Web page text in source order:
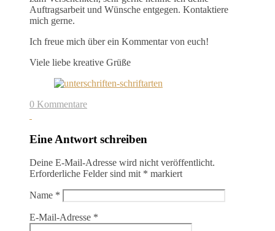
Auftragsarbeit und Wünsche entgegen. Kontaktiere
mich gerne.
Ich freue mich über ein Kommentar von euch!
Viele liebe kreative Grüße
0 Kommentare
Eine Antwort schreiben
Deine E-Mail-Adresse wird nicht veröffentlicht.
Erforderliche Felder sind mit * markiert
Name *
E-Mail-Adresse *